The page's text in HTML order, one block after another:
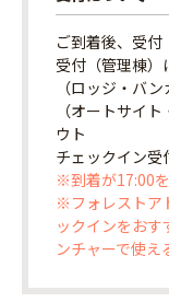
ご到着後、受付
受付（管理棟）
（ロッジ・バ
（オートサイ
ウト
チェックイン受
※到着が17:00
※フォレストア
ックインをお
ンチャーで使え